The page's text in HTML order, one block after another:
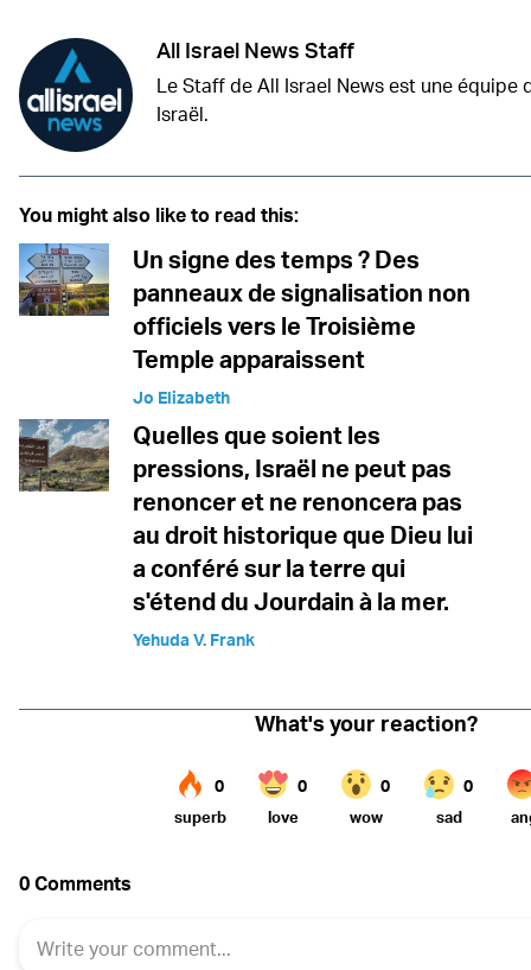
All Israel News Staff
Le Staff de All Israel News est une équipe
Israël.
You might also like to read this:
Un signe des temps ? Des
panneaux de signalisation non
officiels vers le Troisième
Temple apparaissent
Jo Elizabeth
Quelles que soient les
pressions, Israël ne peut pas
renoncer et ne renoncera pas
au droit historique que Dieu lui
a conféré sur la terre qui
s'étend du Jourdain à la mer.
Yehuda V. Frank